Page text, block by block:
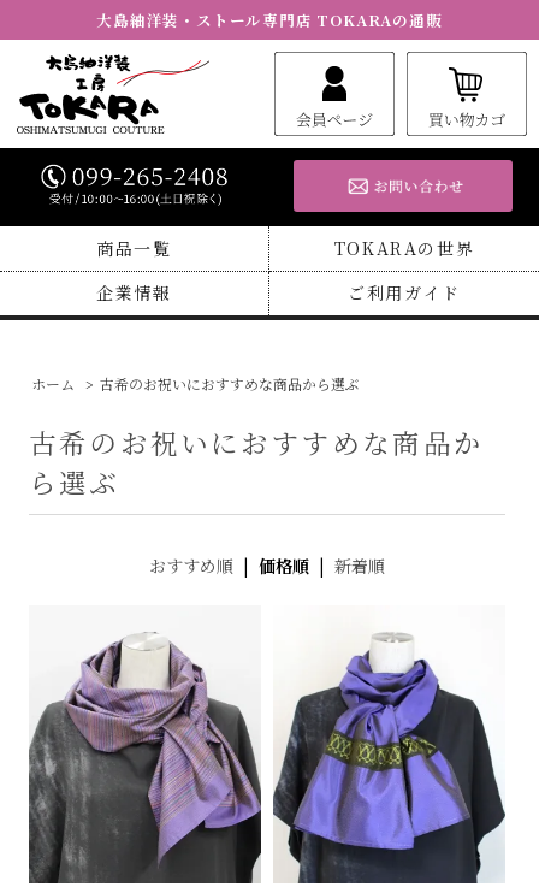
大島紬洋装・ストール専門店 TOKARAの通販
商品一覧
TOKARAの世界
企業情報
ご利用ガイド
ホーム > 古希のお祝いにおすすめな商品から選ぶ
古希のお祝いにおすすめな商品か
ら選ぶ
おすすめ順| 価格順| 新着順